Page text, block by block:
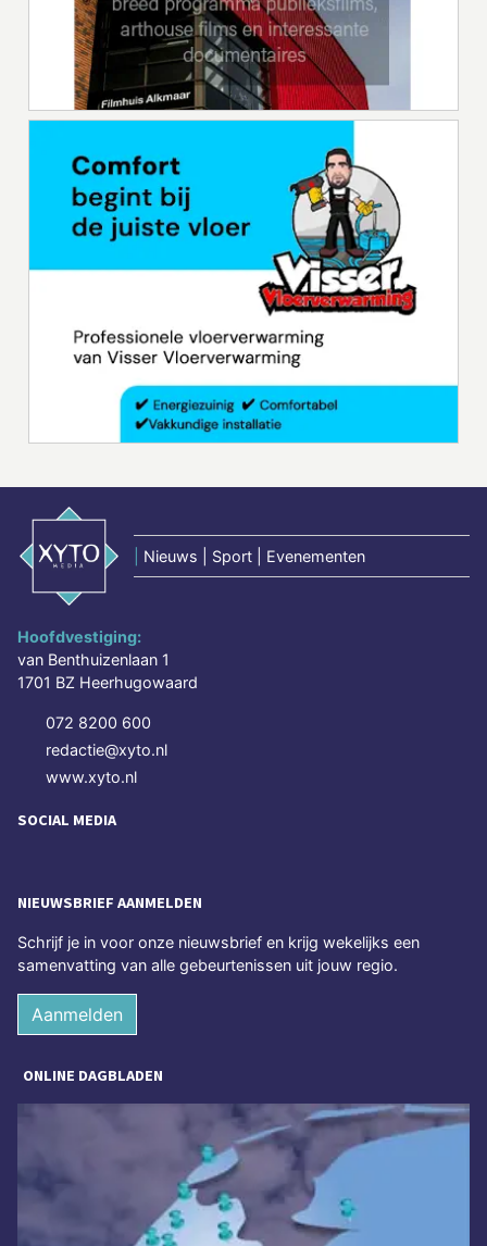
Nieuws | Sport | Evenementen
Hoofdvestiging:
van Benthuizenlaan 1
1701 BZ Heerhugowaard
072 8200 600
redactie@xyto.nl
www.xyto.nl
SOCIAL MEDIA
NIEUWSBRIEF AANMELDEN
Schrijf je in voor onze nieuwsbrief en krijg wekelijks een
samenvatting van alle gebeurtenissen uit jouw regio.
Aanmelden
ONLINE DAGBLADEN